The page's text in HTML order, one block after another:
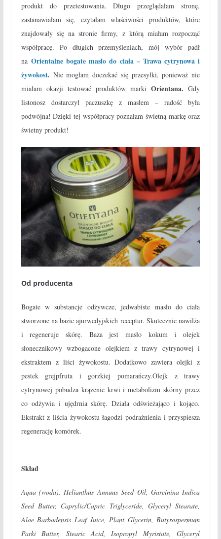
produkt do przetestowania. Długo przeglądałam stronę,
zastanawiałam się, czytałam właściwości produktów, które
znajdowały się na stronie firmy, z którą miałam rozpocząć
współpracę. Po długich przemyśleniach, mój wybór padł
na Orientalne bogate masło do ciała – Trawa cytrynowa i
żywokost. Nie mogłam doczekać się przesyłki, ponieważ nie
miałam okazji testować produktów markiOrientana.Gdy
listonosz dostarczył paczuszkę z masłem – radość była
podwójna! Dzięki tej współpracy poznałam świetną markę oraz
świetny produkt!
Od producenta
Bogate w substancje odżywcze, jedwabiste masło do ciała
stworzone na bazie ajurwedyjskich receptur. Skutecznie nawilża
i regeneruje skórę. Baza jest masło kokum i olejek
słonecznikowy wzbogacone olejkiem z trawy cytrynowej i
ekstraktem z liści żywokostu. Dodatkowo zawiera olejki z
pestek grejpfruta i gorzkiej pomarańczy.Olejk z trawy
cytrynowej pobudza krążenie krwi i metabolizm skórny przez
co odżywia i ujędrnia skórę. Działa odświeżająco i kojąco.
Ekstrakt z liścia żywokostu łagodzi podrażnienia i przyspiesza
regenerację komórek.
Skład
Aqua (woda), Helianthus Annuus Seed Oil, Garcinina Indica
Seed Butter, Caprylic/Capric Triglyceride, Glyceryl Stearate,
Aloe Barbadensis Leaf Juice, Plant Glycerin, Butyrospermum
Parki Butter, Stearic Acid, Isopropyl Myristate, Glyceryl